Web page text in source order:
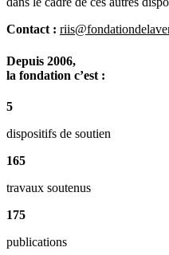
Contact :
Depuis 2006,
la fondation c’est :
5
dispositifs de soutien
165
travaux soutenus
175
publications